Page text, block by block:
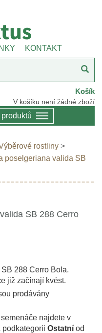
KONTAKT
Košík
V košíku není žádné zboží
rostliny >
poselgeriana valida SB
SB 288 Cerro
288 Cerro Bola.
již začínají kvést.
prodávány
najdete v
podkategorii Ostatní od